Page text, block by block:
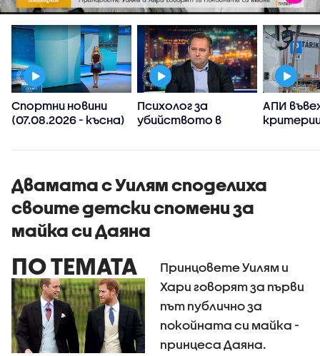
Спортни новини
(07.08.2026 - късна)
Психолог за
убийството в
Възрастните
агресивно
поведение
АПИ
Двамата с Уилям споделиха
своите детски спомени за
майка си Даяна
ПО ТЕМАТА
Принцовете Уилям и
Хари говорят за първи
път публично за
покойната си майка -
принцеса Даяна.